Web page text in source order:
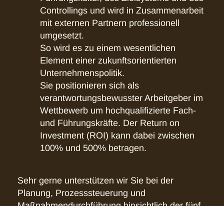
Controllings und wird in Zusammenarbeit
mit externen Partnern professionell
umgesetzt.
So wird es zu einem wesentlichen
Element einer zukunftsorientierten
Unternehmenspolitik.
Sie positionieren sich als
verantwortungsbewusster Arbeitgeber im
Wettbewerb um hochqualifizierte Fach-
und Führungskräfte. Der Return on
Investment (ROI) kann dabei zwischen
100% und 500% betragen.
Sehr gerne unterstützen wir Sie bei der
Planung, Prozesssteuerung und